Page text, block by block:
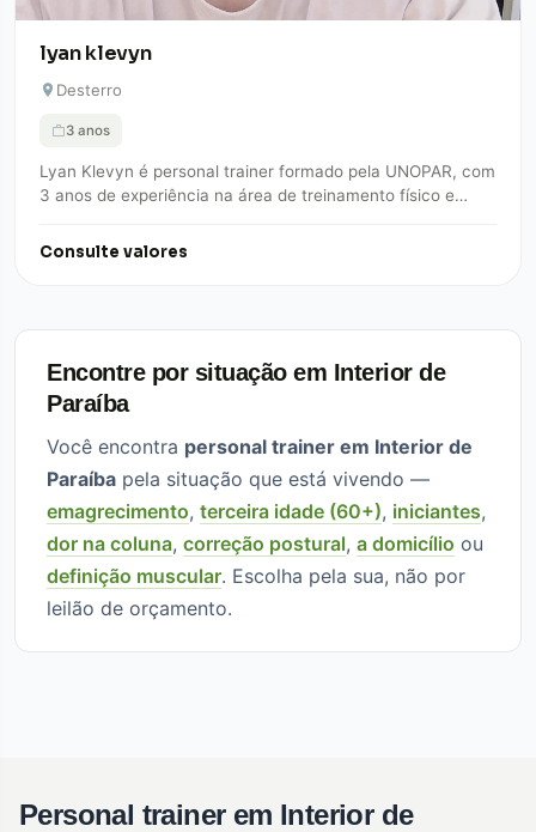
lyan klevyn
Desterro
3 anos
Lyan Klevyn é personal trainer formado pela UNOPAR, com
3 anos de experiência na área de treinamento físico e
Consulte valores
Encontre por situação em Interior de
Paraíba
Você encontra personal trainer em Interior de
Paraíba pela situação que está vivendo —
emagrecimento, terceira idade (60+), iniciantes,
dor na coluna, correção postural, a domicílio ou
definição muscular. Escolha pela sua, não por
leilão de orçamento.
Personal trainer em Interior de